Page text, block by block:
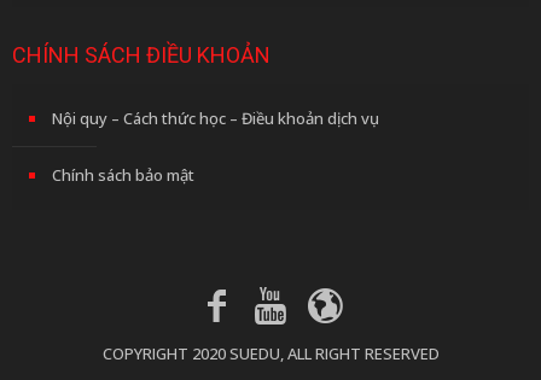
CHÍNH SÁCH ĐIỀU KHOẢN
Nội quy – Cách thức học – Điều khoản dịch vụ
Chính sách bảo mật
COPYRIGHT 2020 SUEDU, ALL RIGHT RESERVED